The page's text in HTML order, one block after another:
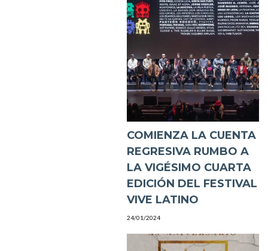
COMIENZA LA CUENTA
REGRESIVA RUMBO A
LA VIGÉSIMO CUARTA
EDICIÓN DEL FESTIVAL
VIVE LATINO
24/01/2024